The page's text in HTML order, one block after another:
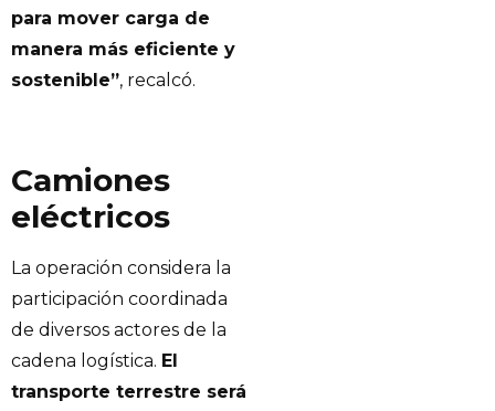
para mover carga de
manera más eficiente y
sostenible”, recalcó.
Camiones
eléctricos
La operación considera la
participación coordinada
de diversos actores de la
cadena logística. El
transporte terrestre será